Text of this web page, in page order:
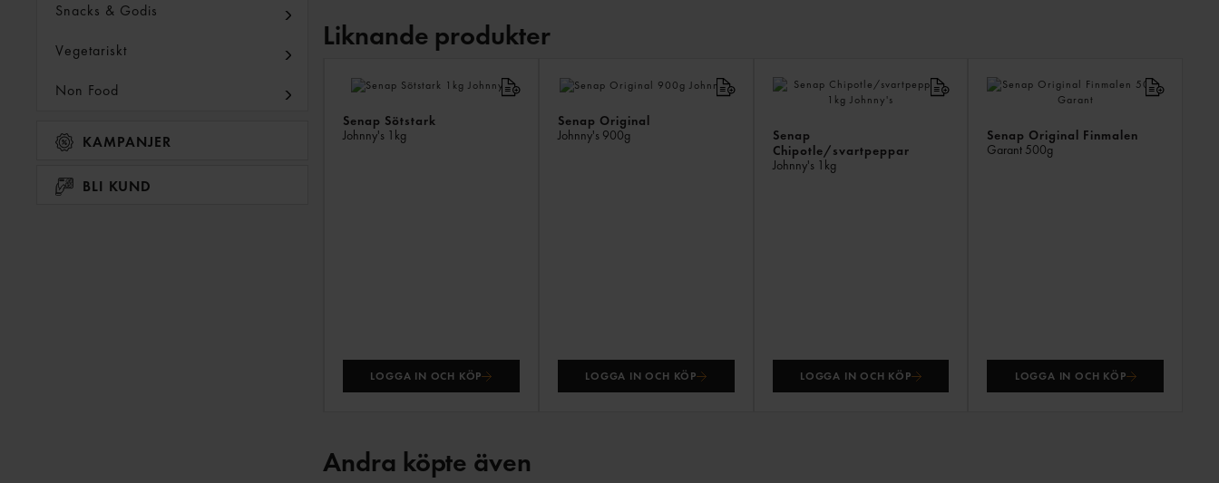
Snacks & Godis
Vegetariskt
Non Food
KAMPANJER
BLI KUND
Liknande produkter
Senap Sötstark
Johnny's 1kg
LOGGA IN OCH KÖP
Senap Original
Johnny's 900g
LOGGA IN OCH KÖP
Senap
Chipotle/svartpeppar
Johnny's 1kg
LOGGA IN OCH KÖP
Senap Original Finmalen
Garant 500g
LOGGA IN OCH KÖP
Andra köpte även